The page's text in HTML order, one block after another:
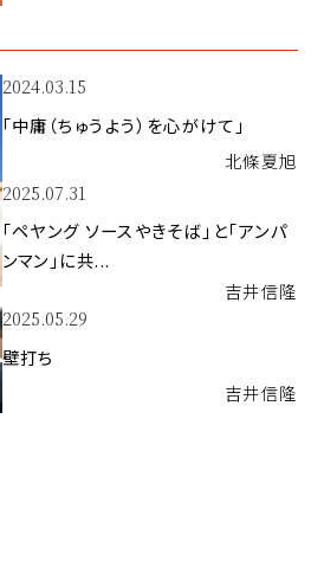
2024.03.15
「中庸（ちゅうよう）を心がけて」
北條夏旭
2025.07.31
「ペヤング ソースやきそば」と「アンパ
ンマン」に共...
吉井信隆
2025.05.29
壁打ち
吉井信隆